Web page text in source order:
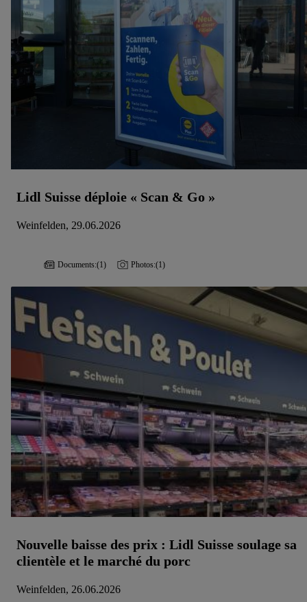
Lidl Suisse déploie « Scan & Go »
Weinfelden, 29.06.2026
Documents:(1) Photos:(1)
Nouvelle baisse des prix : Lidl Suisse soulage sa
clientèle et le marché du porc
Weinfelden, 26.06.2026